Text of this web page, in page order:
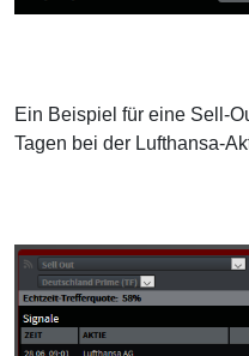
Ein Beispiel für eine Sell-
Tagen bei der Lufthansa-